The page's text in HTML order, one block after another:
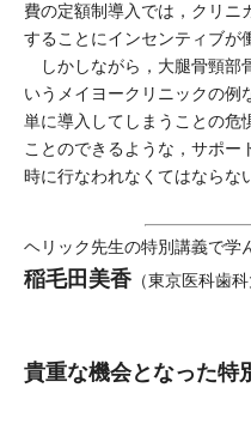
費の定額制導入では，クリニ
することにインセンティブが
しかしながら，大腿骨頸部
いうメイヨークリニックの例
単に導入してしまうことの危
ことのできるような，サポー
時に行なわれなくてはならな
ヘリック先生の特別講義で学
稲毛田美香 （東京医科歯
貴重な機会となった特